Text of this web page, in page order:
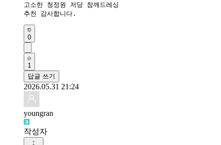
고소한 청정원 저당 참깨드레싱
추천 감사합니다.
0
1
답글 쓰기
2026.05.31 21:24
youngran
작성자